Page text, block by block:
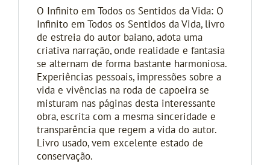
O Infinito em Todos os Sentidos da Vida: O
Infinito em Todos os Sentidos da Vida, livro
de estreia do autor baiano, adota uma
criativa narração, onde realidade e fantasia
se alternam de forma bastante harmoniosa.
Experiências pessoais, impressões sobre a
vida e vivências na roda de capoeira se
misturam nas páginas desta interessante
obra, escrita com a mesma sinceridade e
transparência que regem a vida do autor.
Livro usado, vem excelente estado de
conservação.